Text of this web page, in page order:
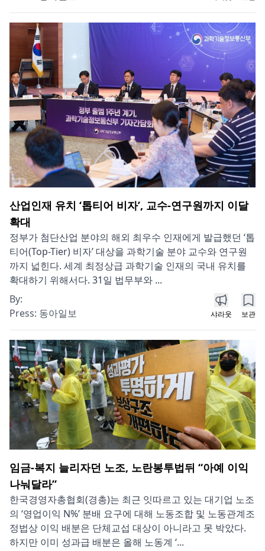
산업인재 유치 ‘톱티어 비자’, 교수-연구원까지 이달
확대
정부가 첨단산업 분야의 해외 최우수 인재에게 발급했던 ‘톱
티어(Top-Tier) 비자’ 대상을 과학기술 분야 교수와 연구원
까지 넓힌다. 세계 최정상급 과학기술 인재의 국내 유치를
확대하기 위해서다. 31일 법무부와 ...
By:
Press: 동아일보 샤라웃 보관
임금-복지 늘리자던 노조, 노란봉투법뒤 “아예 이익
나눠달라”
한국경영자총협회(경총)는 최근 잇따르고 있는 대기업 노조
의 ‘영업이익 N%’ 분배 요구에 대해 노동조합 및 노동관계조
정법상 이익 배분은 단체교섭 대상이 아니라고 못 박았다.
하지만 이미 성과급 배분은 올해 노동계 ‘...